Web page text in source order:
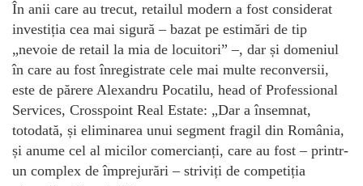
În anii care au trecut, retailul modern a fost considerat
investiția cea mai sigură – bazat pe estimări de tip
„nevoie de retail la mia de locuitori” –, dar și domeniul
în care au fost înregistrate cele mai multe reconversii,
este de părere Alexandru Pocatilu, head of Professional
Services, Crosspoint Real Estate: „Dar a însemnat,
totodată, și eliminarea unui segment fragil din România,
și anume cel al micilor comercianți, care au fost – printr-
un complex de împrejurări – striviți de competiția